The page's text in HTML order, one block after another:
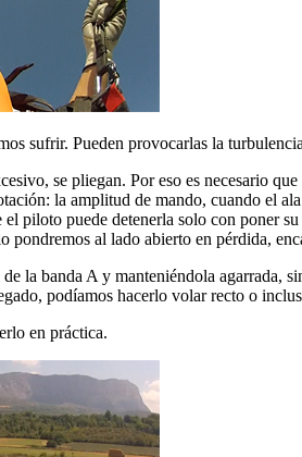
sufrir. Pueden provocarlas la
se pliegan. Por eso es necesario
la amplitud de mando, cuando el
piloto puede detenerla solo con poner
al lado abierto en pérdida,
la banda A y manteniéndola
podíamos hacerlo volar recto o
en práctica.